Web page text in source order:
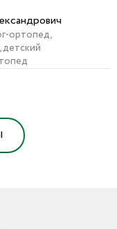
ортопед,
детский